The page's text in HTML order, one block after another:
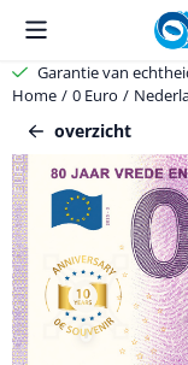
Cookievoorkeuren zijn
Garantie van
Home / 0 Euro /
overzicht